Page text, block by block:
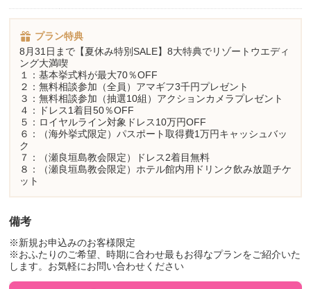
プラン特典
8月31日まで【夏休み特別SALE】8大特典でリゾートウエディ
ング大満喫
１：基本挙式料が最大70％OFF
２：無料相談参加（全員）アマギフ3千円プレゼント
３：無料相談参加（抽選10組）アクションカメラプレゼント
４：ドレス1着目50％OFF
５：ロイヤルライン対象ドレス10万円OFF
６：（海外挙式限定）パスポート取得費1万円キャッシュバッ
ク
７：（瀬良垣島教会限定）ドレス2着目無料
８：（瀬良垣島教会限定）ホテル館内用ドリンク飲み放題チケ
ット
備考
※新規お申込みのお客様限定
※おふたりのご希望、時期に合わせ最もお得なプランをご紹介いた
します。お気軽にお問い合わせください